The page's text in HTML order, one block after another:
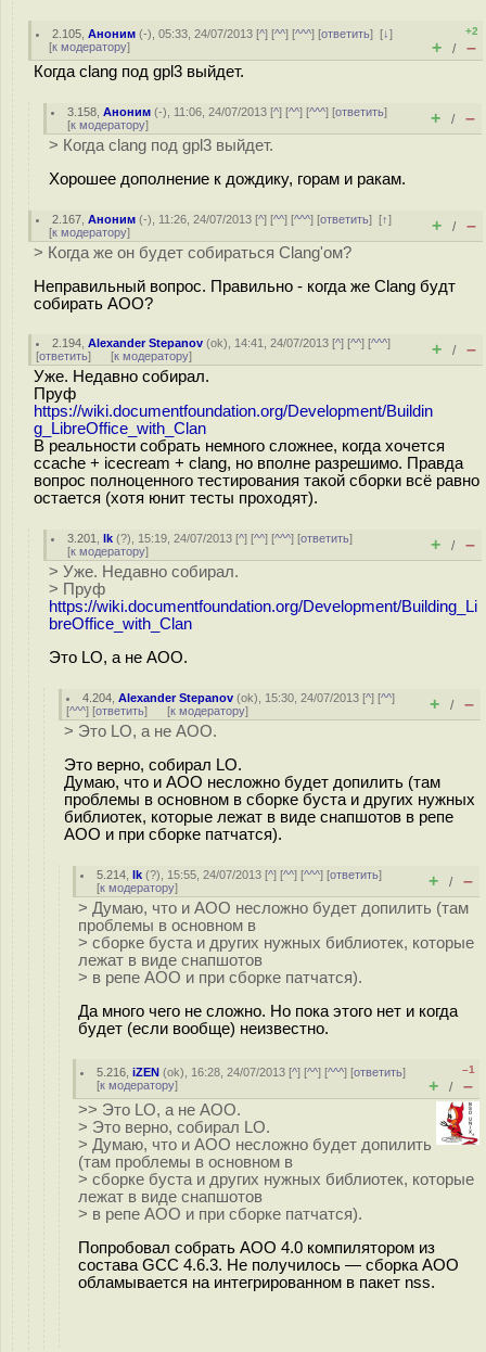
2.105 ,Аноним (-), 05:33, 24/07/2013 [^] [^^] [^^^] [ответить][↓]
[к модератору]
+2
+ / –
Когда clang под gpl3 выйдет.
3.158 ,Аноним (-), 11:06, 24/07/2013 [^] [^^] [^^^] [ответить]
[к модератору] + / –
> Когда clang под gpl3 выйдет.
Хорошее дополнение к дождику, горам и ракам.
2.167 ,Аноним (-), 11:26, 24/07/2013 [^] [^^] [^^^] [ответить][↑]
[к модератору] + / –
> Когда же он будет собираться Clang'ом?
Неправильный вопрос. Правильно - когда же Clang будт
собирать AOO?
2.194 ,Alexander Stepanov (ok), 14:41, 24/07/2013 [^] [^^] [^^^]
[ответить] [к модератору] + / –
Уже. Недавно собирал.
Пруф
https://wiki.documentfoundation.org/Development/Buildin
g_LibreOffice_with_Clan
В реальности собрать немного сложнее, когда хочется
ccache + icecream + clang, но вполне разрешимо. Правда
вопрос полноценного тестирования такой сборки всё равно
остается (хотя юнит тесты проходят).
3.201 ,lk (?), 15:19, 24/07/2013 [^] [^^] [^^^] [ответить]
[к модератору] + / –
> Уже. Недавно собирал.
> Пруф
https://wiki.documentfoundation.org/Development/Building_Li
breOffice_with_Clan
Это LO, а не АОО.
4.204 ,Alexander Stepanov (ok), 15:30, 24/07/2013 [^] [^^]
[^^^] [ответить] [к модератору] + / –
> Это LO, а не АОО.
Это верно, собирал LO.
Думаю, что и AOO несложно будет допилить (там
проблемы в основном в сборке буста и других нужных
библиотек, которые лежат в виде снапшотов в репе
AOO и при сборке патчатся).
5.214 ,lk (?), 15:55, 24/07/2013 [^] [^^] [^^^] [ответить]
[к модератору] + / –
> Думаю, что и AOO несложно будет допилить (там
проблемы в основном в
> сборке буста и других нужных библиотек, которые
лежат в виде снапшотов
> в репе AOO и при сборке патчатся).
Да много чего не сложно. Но пока этого нет и когда
будет (если вообще) неизвестно.
5.216 ,iZEN (ok), 16:28, 24/07/2013 [^] [^^] [^^^] [ответить]
[к модератору]
–1
+ / –
>> Это LO, а не АОО.
> Это верно, собирал LO.
> Думаю, что и AOO несложно будет допилить
(там проблемы в основном в
> сборке буста и других нужных библиотек, которые
лежат в виде снапшотов
> в репе AOO и при сборке патчатся).
Попробовал собрать AOO 4.0 компилятором из
состава GCC 4.6.3. Не получилось — сборка AOO
обламывается на интегрированном в пакет nss.